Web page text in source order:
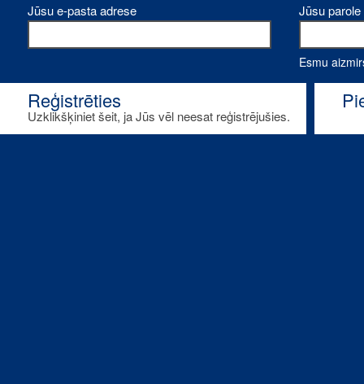
Jūsu e-pasta adrese Jūsu parole
Esmu
Reģistrēties
Uzklikšķiniet šeit, ja Jūs vēl neesat reģistrējušies.